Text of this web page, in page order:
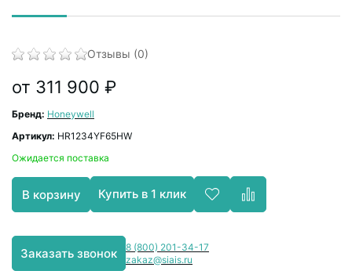
Отзывы (0)
от 311 900 ₽
Бренд: Honeywell
Артикул: HR1234YF65HW
Ожидается поставка
В корзину Купить в 1 клик
Заказать звонок
8 (800) 201-34-17
zakaz@siais.ru